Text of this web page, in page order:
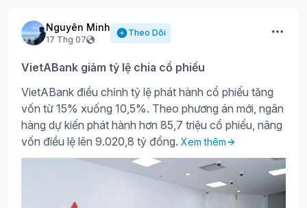
Nguyên Minh
17 Thg 07
Theo Dõi
VietABank giảm tỷ lệ chia cổ phiếu
VietABank điều chỉnh tỷ lệ phát hành cổ phiếu tăng
vốn từ 15% xuống 10,5%. Theo phương án mới, ngân
hàng dự kiến phát hành hơn 85,7 triệu cổ phiếu, nâng
vốn điều lệ lên 9.020,8 tỷ đồng. Xem thêm